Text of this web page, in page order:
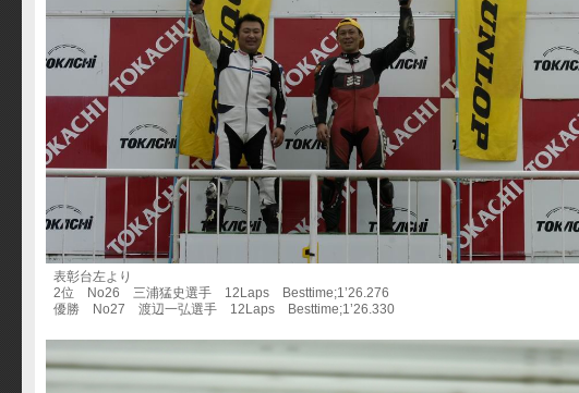
表彰台左より
2位 No26 三浦猛史選手 12Laps Besttime;1’26.276
優勝 No27 渡辺一弘選手 12Laps Besttime;1’26.330